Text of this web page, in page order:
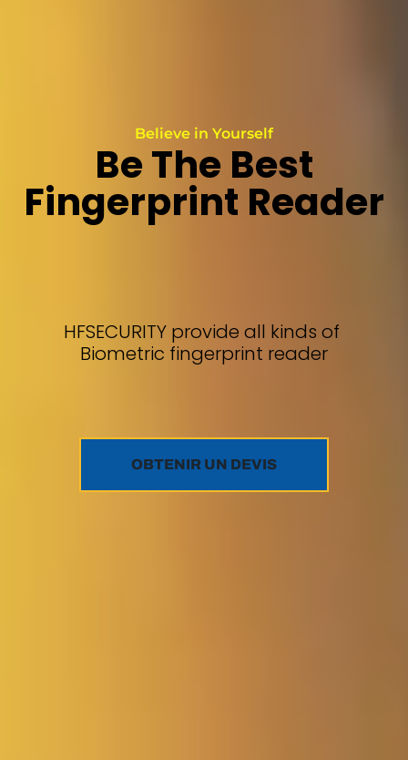
Believe in Yourself
Be The Best
Fingerprint Reader
HFSECURITY provide all kinds of
Biometric fingerprint reader
OBTENIR UN DEVIS